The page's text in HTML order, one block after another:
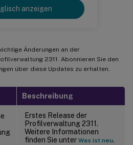
anzeigen
Änderungen an der
2311. Abonnieren Sie den
über diese Updates zu erhalten.
Beschreibung
Erstes Release der
Profilverwaltung 2311.
Weitere Informationen
finden Sie unter Was ist neu.